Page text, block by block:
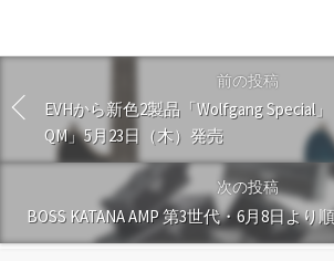
前の投稿
EVHから新色2製品「Wolfgang Special
QM」5月23日（木）発売
次の投稿
BOSS KATANA AMP 第3世代・6月8日より